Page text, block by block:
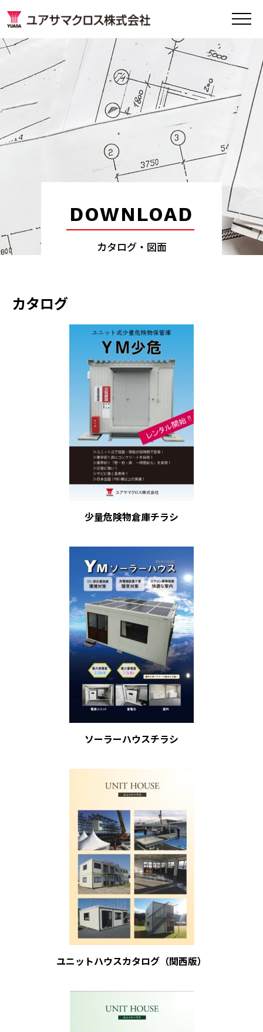
DOWNLOAD
カタログ・図面
カタログ
少量危険物倉庫チラシ
ソーラーハウスチラシ
ユニットハウスカタログ（関西版）